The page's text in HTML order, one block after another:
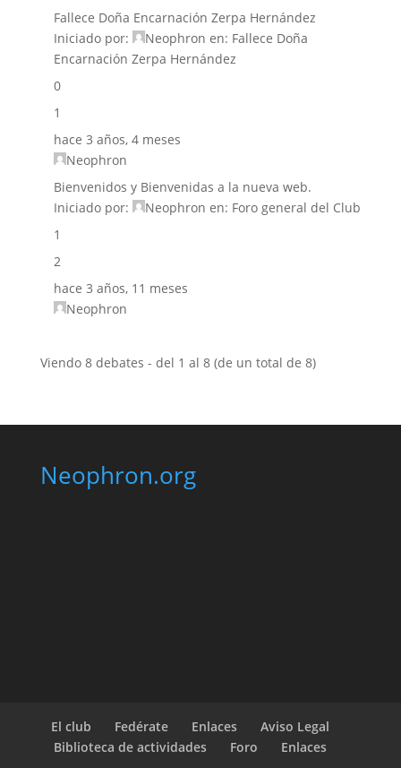
Fallece Doña Encarnación Zerpa Hernández
Iniciado por:
Neophron en: Fallece Doña
Encarnación Zerpa Hernández
0
1
hace 3 años, 4 meses
Neophron
Bienvenidos y Bienvenidas a la nueva web.
Iniciado por:
Neophron en: Foro general del Club
1
2
hace 3 años, 11 meses
Neophron
Viendo 8 debates - del 1 al 8 (de un total de 8)
Neophron.org
El club Fedérate Enlaces
Aviso Legal
Biblioteca de actividades
Foro Enlaces